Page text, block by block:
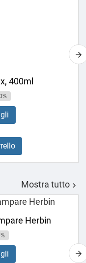
400ml
Mostra tutto 
Herbin